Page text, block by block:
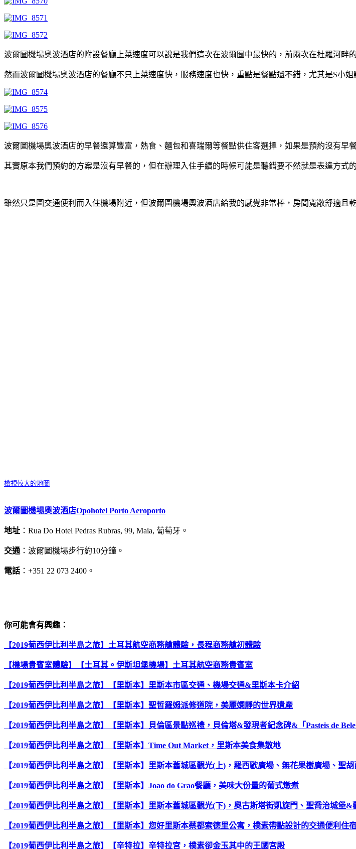
波爾圖機場奧波酒店的附設餐廳上菜速度可以說是我們這次在波爾圖中最快的，前兩次在杜羅河畔
然而波爾圖機場奧波酒店的餐廳不只上菜速度快，服務速度也快，重點是餐點還不錯，尤其是S小
波爾圖機場奧波酒店的早餐還算豐富，熱食、麵包和喜瑞爾等餐點供住客選擇，如果是預約沒有早
其實原本我們預約的方案是沒有早餐的，但在辦理入住手續的時候可能是聽錯要不然就是表達方式
雖然只是圖交通便利而入住機場附近，但波爾圖機場奧波酒店給我的感覺非常棒，房間寬敞舒適且
檢視較大的地圖
波爾圖機場奧波酒店Opohotel Porto Aeroporto
地址 ：Rua Do Hotel Pedras Rubras, 99, Maia, 葡萄牙。
交通 ：波爾圖機場步行約10分鐘。
電話 ：+351 22 073 2400。
你可能會有興趣：
【2019葡西伊比利半島之旅】土耳其航空商務艙體驗，長程商務艙初體驗
【機場貴賓室體驗】【土耳其。伊斯坦堡機場】土耳其航空商務貴賓室
【2019葡西伊比利半島之旅】【里斯本】里斯本市區交通、機場交通&里斯本卡介紹
【2019葡西伊比利半島之旅】【里斯本】聖哲羅姆派修道院，美麗嫻靜的世界遺產
【2019葡西伊比利半島之旅】【里斯本】貝倫區景點巡禮，貝倫塔&發現者紀念碑&「Pasteis de
【2019葡西伊比利半島之旅】【里斯本】Time Out Market，里斯本美食集散地
【2019葡西伊比利半島之旅】【里斯本】里斯本舊城區觀光(上)，羅西歐廣場、無花果樹廣場、
【2019葡西伊比利半島之旅】【里斯本】Joao do Grao餐廳，美味大份量的葡式燉煮
【2019葡西伊比利半島之旅】【里斯本】里斯本舊城區觀光(下)，奧古斯塔街凱旋門、聖喬治城堡&
【2019葡西伊比利半島之旅】【里斯本】您好里斯本蔡都索德里公寓，樸素帶點設計的交通便利住
【2019葡西伊比利半島之旅】【辛特拉】辛特拉宮，樸素卻金玉其中的王國宮殿